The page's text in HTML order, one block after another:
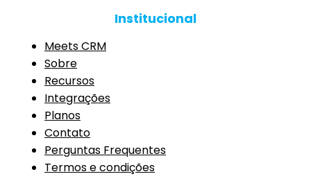
Institucional
Meets CRM
Sobre
Recursos
Integrações
Planos
Contato
Perguntas Frequentes
Termos e condições